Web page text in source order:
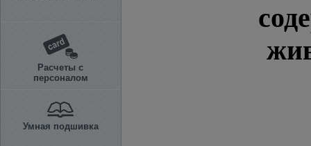
Расчеты с
персоналом
Умная подшивка